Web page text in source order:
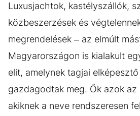
Luxusjachtok, kastélyszállók,
közbeszerzések és
megrendelések – az elmúlt
Magyarországon is kialakult
elit, amelynek tagjai
gazdagodtak meg. Ők azok az
akiknek a neve rendszeresen